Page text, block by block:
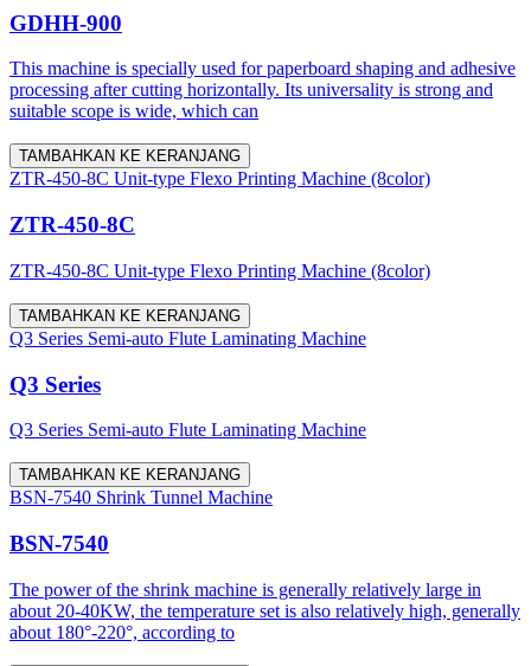
GDHH-900
This machine is specially used for paperboard shaping and adhesive
processing after cutting horizontally. Its universality is strong and
suitable scope is wide, which can
TAMBAHKAN KE KERANJANG
ZTR-450-8C Unit-type Flexo Printing Machine (8color)
ZTR-450-8C
ZTR-450-8C Unit-type Flexo Printing Machine (8color)
TAMBAHKAN KE KERANJANG
Q3 Series Semi-auto Flute Laminating Machine
Q3 Series
Q3 Series Semi-auto Flute Laminating Machine
TAMBAHKAN KE KERANJANG
BSN-7540 Shrink Tunnel Machine
BSN-7540
The power of the shrink machine is generally relatively large in
about 20-40KW, the temperature set is also relatively high, generally
about 180°-220°, according to